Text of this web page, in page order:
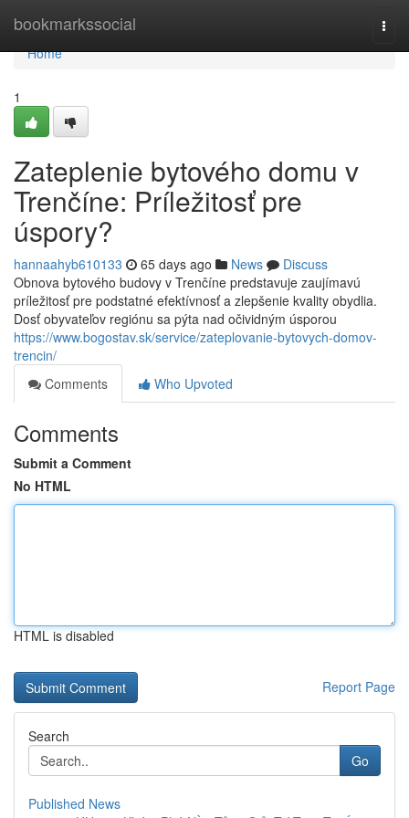
bookmarkssocial
Home
Home
1
Zateplenie bytového domu v
Trenčíne: Príležitosť pre
úspory?
hannaahyb610133 65 days ago News
Discuss
Obnova bytového budovy v Trenčíne predstavuje zaujímavú
príležitosť pre podstatné efektívnosť a zlepšenie kvality obydlia.
Dosť obyvateľov regiónu sa pýta nad očividným úsporou
https://www.bogostav.sk/service/zateplovanie-bytovych-domov-
trencin/
Comments
Who Upvoted
Comments
Submit a Comment
No HTML
HTML is disabled
Report Page
Search
Go
Published News